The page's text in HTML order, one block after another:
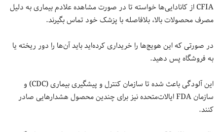
CFIA از کانادایی‌ها خواسته تا در صورت مشاهده علادم بیماری به دلیل
مصرف محصولات بالا، بلافاصله با پزشک خود تماس بگیرند.
در صورتی که این هویج‌ها را خریداری کرده‌اید باید آن‌ها را دور ریخته یا
به فروشگاه پس دهید.
این آلودگی باعث شده تا سازمان کنترل و پیشگیری بیماری (CDC) و
سازمان FDA ایالات‌متحده نیز برای چندین محصول هشدارهایی صادر
کنند.